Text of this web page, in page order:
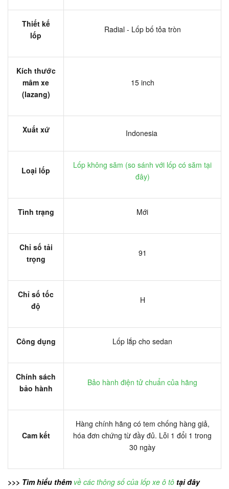
Thiết kế
lốp
Radial - Lốp bố tỏa tròn
Kích thước
mâm xe
(lazang)
15 inch
Xuất xứ Indonesia
Loại lốp
Lốp không săm (so sánh với lốp có săm tại
đây)
Tình trạng Mới
Chỉ số tải
trọng
91
Chỉ số tốc
độ
H
Công dụng Lốp lắp cho sedan
Chính sách
bảo hành
Bảo hành điện tử chuẩn của hãng
Cam kết
Hàng chính hãng có tem chống hàng giả,
hóa đơn chứng từ đầy đủ. Lỗi 1 đổi 1 trong
30 ngày
>>> Tìm hiểu thêm về các thông số của lốp xe ô tô tại đây